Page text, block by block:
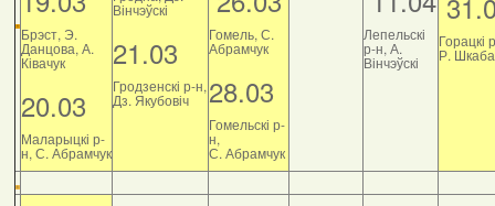
Брэст, Э.
Данцова, А.
Ківачук
20.03
Маларыцкі р-
н, С. Абрамчук
Вінчэўскі
21.03
Гродзенскі р-н,
Дз. Якубовіч
Гомель, С.
Абрамчук
28.03
Гомельскі р-
н,
С. Абрамчук
Лепельскі
р-н, А.
Вінчэўскі
Горацкі
Р.